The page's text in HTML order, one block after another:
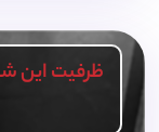
ظرفیت این